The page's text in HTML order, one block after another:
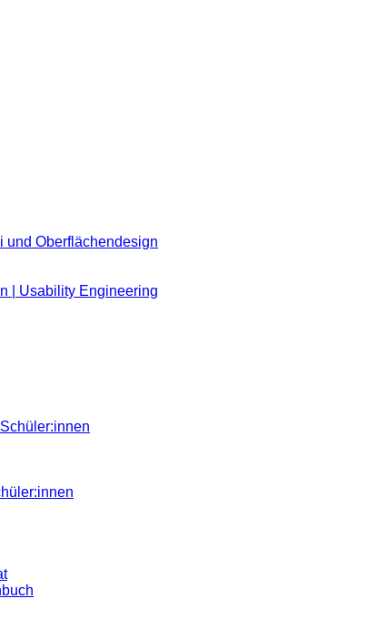
und Oberflächendesign
| Usability Engineering